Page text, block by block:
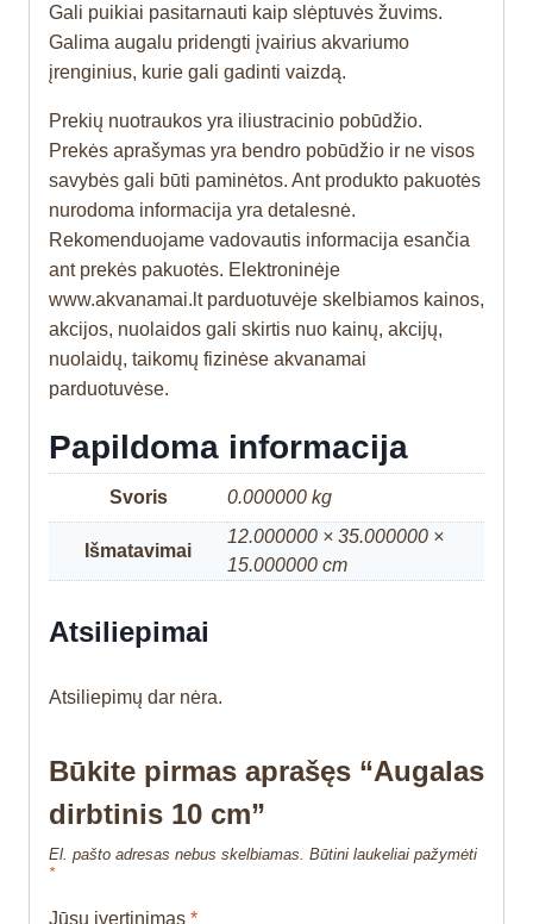
Gali puikiai pasitarnauti kaip slėptuvės žuvims.
Galima augalu pridengti įvairius akvariumo
įrenginius, kurie gali gadinti vaizdą.
Prekių nuotraukos yra iliustracinio pobūdžio.
Prekės aprašymas yra bendro pobūdžio ir ne visos
savybės gali būti paminėtos. Ant produkto pakuotės
nurodoma informacija yra detalesnė.
Rekomenduojame vadovautis informacija esančia
ant prekės pakuotės. Elektroninėje
www.akvanamai.lt parduotuvėje skelbiamos kainos,
akcijos, nuolaidos gali skirtis nuo kainų, akcijų,
nuolaidų, taikomų fizinėse akvanamai
parduotuvėse.
Papildoma informacija
Svoris 0.000000 kg
Išmatavimai
12.000000 × 35.000000 ×
15.000000 cm
Atsiliepimai
Atsiliepimų dar nėra.
Būkite pirmas aprašęs “Augalas
dirbtinis 10 cm”
El. pašto adresas nebus skelbiamas. Būtini laukeliai pažymėti
*
Jūsų įvertinimas *